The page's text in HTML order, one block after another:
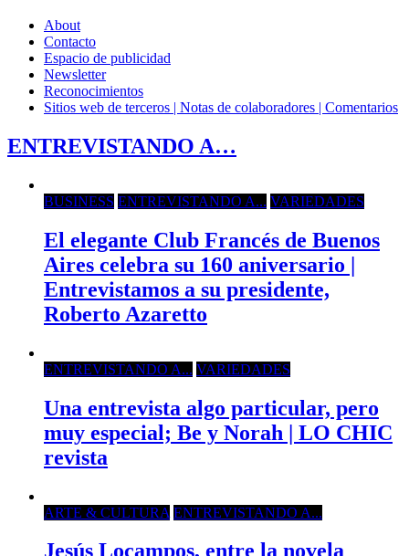
About
Contacto
Espacio de publicidad
Newsletter
Reconocimientos
Sitios web de terceros | Notas de colaboradores | Comentarios
ENTREVISTANDO A…
BUSINESS ENTREVISTANDO A... VARIEDADES
El elegante Club Francés de Buenos
Aires celebra su 160 aniversario |
Entrevistamos a su presidente,
Roberto Azaretto
ENTREVISTANDO A... VARIEDADES
Una entrevista algo particular, pero
muy especial; Be y Norah | LO CHIC
revista
ARTE & CULTURA ENTREVISTANDO A...
Jesús Locampos, entre la novela